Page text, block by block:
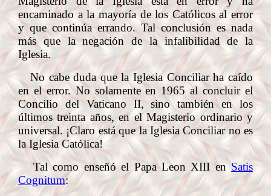
encaminado a la mayoría de los Católicos al error
y que continúa errando. Tal conclusión es nada
más que la negación de la infalibilidad de la
Iglesia.
No cabe duda que la Iglesia Conciliar ha caído
en el error. No solamente en 1965 al concluir el
Concilio del Vaticano II, sino también en los
últimos treinta años, en el Magisterio ordinario y
universal. ¡Claro está que la Iglesia Conciliar no es
la Iglesia Católica!
Tal como enseñó el Papa Leon XIII enSatis
Cognitum: